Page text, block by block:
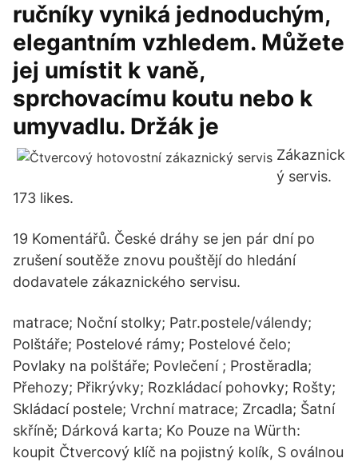
ručníky vyniká jednoduchým,
elegantním vzhledem. Můžete
jej umístit k vaně,
sprchovacímu koutu nebo k
umyvadlu. Držák je
Zákaznick
ý servis.
173 likes.
19 Komentářů. České dráhy se jen pár dní po
zrušení soutěže znovu pouštějí do hledání
dodavatele zákaznického servisu.
matrace; Noční stolky; Patr.postele/válendy;
Polštáře; Postelové rámy; Postelové čelo;
Povlaky na polštáře; Povlečení ; Prostěradla;
Přehozy; Přikrývky; Rozkládací pohovky; Rošty;
Skládací postele; Vrchní matrace; Zrcadla; Šatní
skříně; Dárková karta; Ko Pouze na Würth:
koupit Čtvercový klíč na pojistný kolík, S oválnou